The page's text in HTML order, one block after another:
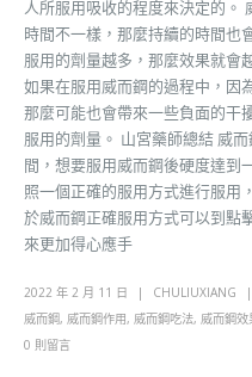
人所服用吸收的程度來決定的。
時間不一樣，那麼持續的時間也
服用的劑量越多，那麼效果就會
如果在服用威而鋼的過程中，因
那麼可能也會帶來一些負面的干
服用的劑量。 山宮藥師總結 威
間，想要服用威而鋼後硬度達到
照一個正確的服用方式進行服用
於威而鋼正確服用方式可以到點
來更加得心應手
2022 年 2 月 11 日 CHULIUXIANG
威而鋼, 威而鋼作用, 威而鋼吃法, 威而鋼效
0 則留言